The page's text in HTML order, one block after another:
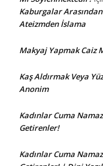
Kaburgalar Arasından
Ateizmden İslama
Makyaj Yapmak Caiz
Kaş Aldırmak Veya
Anonim
Kadınlar Cuma
Getirenler!
Kadınlar Cuma